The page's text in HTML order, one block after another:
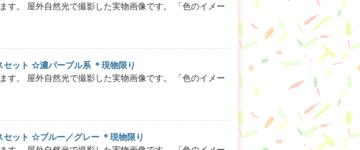
す。 屋外自然光で撮影した実物画像です。 「色のイメー
ット ☆濃パープル系 ＊現物限り
す。 屋外自然光で撮影した実物画像です。 「色のイメー
ット ☆ブルー／グレー ＊現物限り